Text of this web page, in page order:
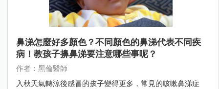
鼻涕怎麼好多顏色？不同顏色的鼻涕代表不同疾
病！教孩子擤鼻涕要注意哪些事呢？
作者：黑倫醫師
入秋天氣轉涼後感冒的孩子變得更多，常見的咳嗽鼻涕症